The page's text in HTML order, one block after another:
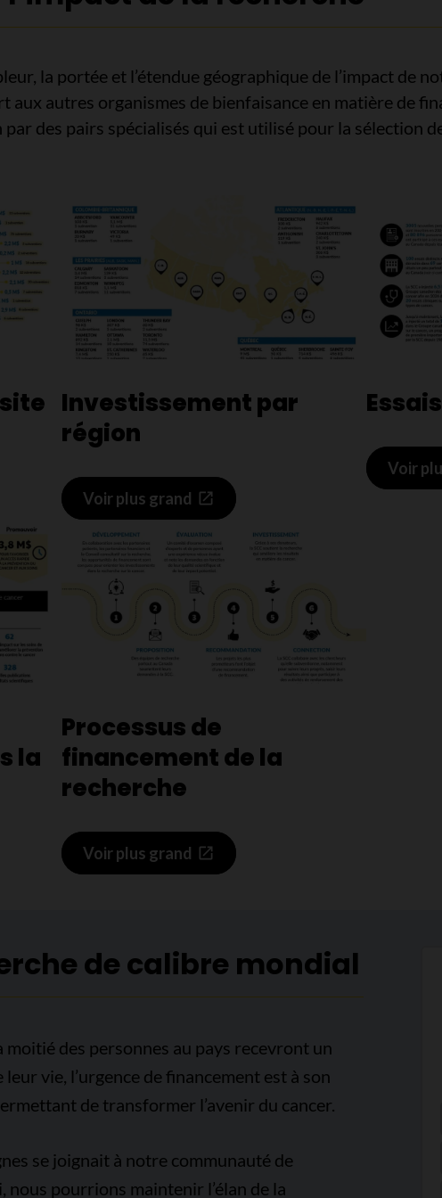
la portée et l’étendue géographique de l’impact de
aux autres organismes de bienfaisance en matière de
par des pairs spécialisés qui est utilisé pour la sélection
Investissement par
région
Voir plus grand
Voir
la
Processus de
financement de la
recherche
Voir plus grand
de calibre mondial
moitié des personnes au pays recevront un
vie, l’urgence de financement est à son
de transformer l’avenir du cancer.
se joignait à notre communauté de
nous pourrions maintenir l’élan de la